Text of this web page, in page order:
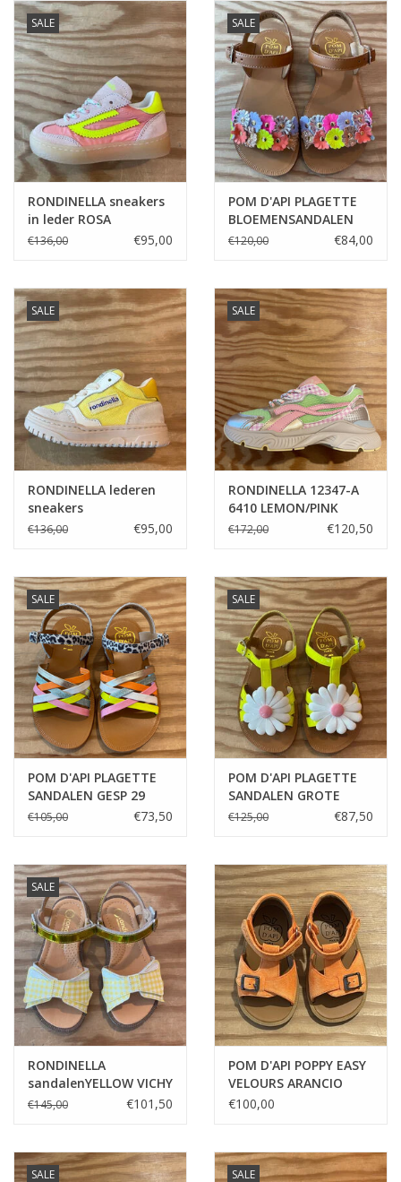
SALE
RONDINELLA sneakers
in leder ROSA
€136,00 €95,00
SALE
POM D'API PLAGETTE
BLOEMENSANDALEN
€120,00 €84,00
SALE
RONDINELLA lederen
sneakers
€136,00 €95,00
SALE
RONDINELLA 12347-A
6410 LEMON/PINK
€172,00 €120,50
SALE
POM D'API PLAGETTE
SANDALEN GESP 29
€105,00 €73,50
SALE
POM D'API PLAGETTE
SANDALEN GROTE
BLOEM 31
€125,00 €87,50
SALE
RONDINELLA
sandalenYELLOW VICHY
€145,00 €101,50
POM D'API POPPY EASY
VELOURS ARANCIO
€100,00
SALE SALE